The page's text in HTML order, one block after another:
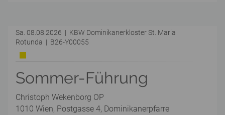
Sa. 08.08.2026 | KBW Dominikanerkloster St. Maria
Rotunda | B26-Y00055
Sommer-Führung
Christoph Wekenborg OP
1010 Wien, Postgasse 4, Dominikanerpfarre